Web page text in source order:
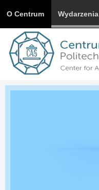
O Centrum Wydarzenia